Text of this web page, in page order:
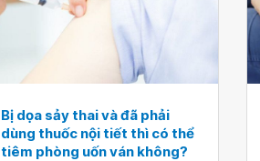
Bị dọa sảy thai và đã phải
dùng thuốc nội tiết thì có thể
tiêm phòng uốn ván không?